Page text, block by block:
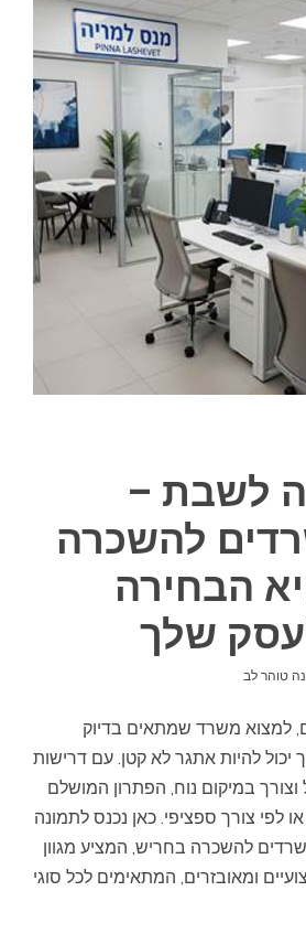
לשבת –
להשכרה
הבחירה
שלך
טוהר לב
למצוא משרד שמתאים בדיוק
להיות אתגר לא קטן. עם דרישות
במיקום נוח, הפתרון המושלם
לפי צורך ספציפי. כאן נכנס לתמונה
להשכרה בחריש, המציע מגוון
ומאובזרים, המתאימים לכל סוגי